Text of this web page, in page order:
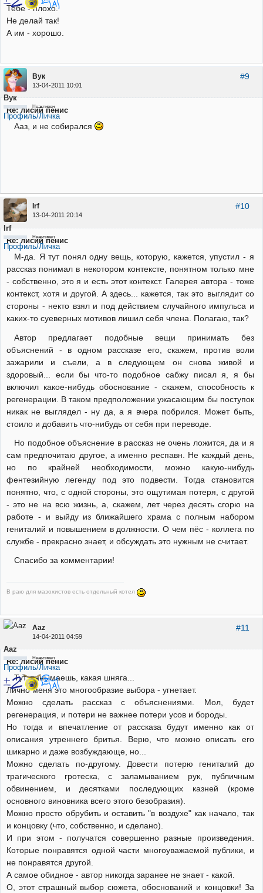
Тебе - плохо.
Не делай так!
А им - хорошо.
#9
Вук
13-04-2011 10:01
Вук
Неактивен
Профиль/Личка
Re: лисий пенис
Ааз, и не собирался
#10
Irf
13-04-2011 20:14
Irf
Неактивен
Профиль/Личка
Re: лисий пенис
М-да. Я тут понял одну вещь, которую, кажется, упустил - я
рассказ понимал в некотором контексте, понятном только мне
- собственно, это я и есть этот контекст. Галерея автора - тоже
контекст, хотя и другой. А здесь... кажется, так это выглядит со
стороны - некто взял и под действием случайного импульса и
каких-то суеверных мотивов лишил себя члена. Полагаю, так?
Автор предлагает подобные вещи принимать без
объяснений - в одном рассказе его, скажем, против воли
зажарили и съели, а в следующем он снова живой и
здоровый... если бы что-то подобное сабжу писал я, я бы
включил какое-нибудь обоснование - скажем, способность к
регенерации. В таком предположении ужасающим бы поступок
никак не выглядел - ну да, а я вчера побрился. Может быть,
стоило и добавить что-нибудь от себя при переводе.
Но подобное объяснение в рассказ не очень ложится, да и я
сам предпочитаю другое, а именно респавн. Не каждый день,
но по крайней необходимости, можно какую-нибудь
фентезийную легенду под это подвести. Тогда становится
понятно, что, с одной стороны, это ощутимая потеря, с другой
- это не на всю жизнь, а, скажем, лет через десять сгорю на
работе - и выйду из ближайшего храма с полным набором
гениталий и повышением в должности. О чем пёс - коллега по
службе - прекрасно знает, и обсуждать это нужным не считает.
Спасибо за комментарии!
В раю для мазохистов есть отдельный котел
#11
Aaz
14-04-2011 04:59
Aaz
Неактивен
Профиль/Личка
Re: лисий пенис
Тут, панымаешь, какая шняга...
Лично меня это многообразие выбора - угнетает.
Можно сделать рассказ с объяснениями. Мол, будет
регенерация, и потери не важнее потери усов и бороды.
Но тогда и впечатление от рассказа будут именно как от
описания утреннего бритья. Верю, что можно описать его
шикарно и даже возбуждающе, но...
Можно сделать по-другому. Довести потерю гениталий до
трагического гротеска, с заламыванием рук, публичным
обвинением, и десятками последующих казней (кроме
основного виновника всего этого безобразия).
Можно просто обрубить и оставить "в воздухе" как начало, так
и концовку (что, собственно, и сделано).
И при этом - получатся совершенно разные произведения.
Которые понравятся одной части многоуважаемой публики, и
не понравятся другой.
А самое обидное - автор никогда заранее не знает - какой.
О, этот страшный выбор сюжета, обоснований и концовки! За